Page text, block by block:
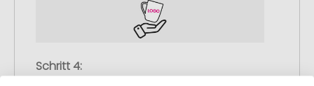
Schritt 4: